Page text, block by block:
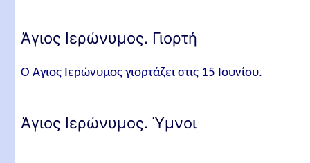
Άγιος Ιερώνυμος. Γιορτή
Ο Άγιος Ιερώνυμος γιορτάζει στις 15 Ιουνίου.
Άγιος Ιερώνυμος. Ύμνοι